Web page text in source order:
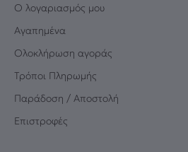
Ο λογαριασμός μου
Αγαπημένα
Oλοκλήρωση αγοράς
Τρόποι Πληρωμής
Παράδοση / Αποστολή
Επιστροφές